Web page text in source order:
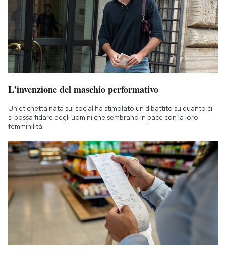
L’invenzione del maschio performativo
Un'etichetta nata sui social ha stimolato un dibattito su quanto ci
si possa fidare degli uomini che sembrano in pace con la loro
femminilità